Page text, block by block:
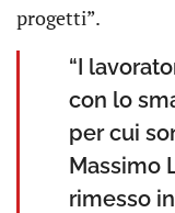
progetti”.
“I
con lo
per cui
Massimo
rimesso